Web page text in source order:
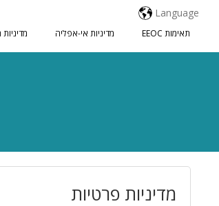
Language
מדיניות אי-אפליה תאימות EEOC
מדיניות פרטיות